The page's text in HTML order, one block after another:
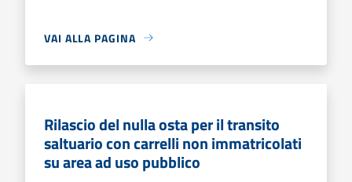
VAI ALLA PAGINA
Rilascio del nulla osta per il transito
saltuario con carrelli non immatricolati
su area ad uso pubblico